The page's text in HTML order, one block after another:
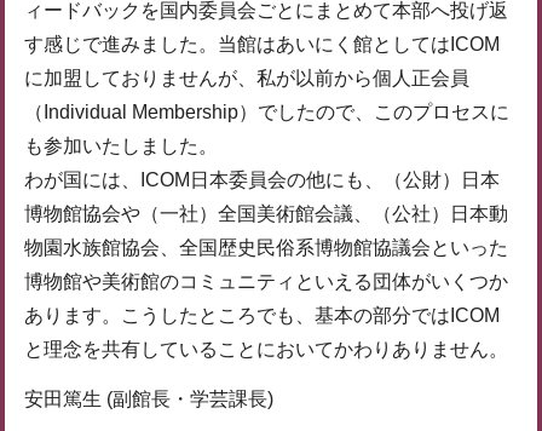
ィードバックを国内委員会ごとにまとめて本部へ投げ返
す感じで進みました。当館はあいにく館としてはICOM
に加盟しておりませんが、私が以前から個人正会員
（Individual Membership）でしたので、このプロセスに
も参加いたしました。
わが国には、ICOM日本委員会の他にも、（公財）日本
博物館協会や（一社）全国美術館会議、（公社）日本動
物園水族館協会、全国歴史民俗系博物館協議会といった
博物館や美術館のコミュニティといえる団体がいくつか
あります。こうしたところでも、基本の部分ではICOM
と理念を共有していることにおいてかわりありません。
安田篤生 (副館長・学芸課長)